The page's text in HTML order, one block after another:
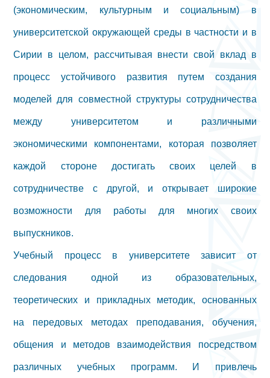
(экономическим, культурным и социальным) в
университетской окружающей среды в частности и в
Сирии в целом, рассчитывая внести свой вклад в
процесс устойчивого развития путем создания
моделей для совместной структуры сотрудничества
между университетом и различными
экономическими компонентами, которая позволяет
каждой стороне достигать своих целей в
сотрудничестве с другой, и открывает широкие
возможности для работы для многих своих
выпускников.
Учебный процесс в университете зависит от
следования одной из образовательных,
теоретических и прикладных методик, основанных
на передовых методах преподавания, обучения,
общения и методов взаимодействия посредством
различных учебных программ. И привлечь